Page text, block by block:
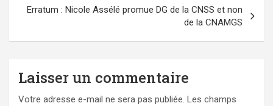
Erratum : Nicole Assélé promue DG de la CNSS et non
de la CNAMGS
Laisser un commentaire
Votre adresse e-mail ne sera pas publiée. Les champs